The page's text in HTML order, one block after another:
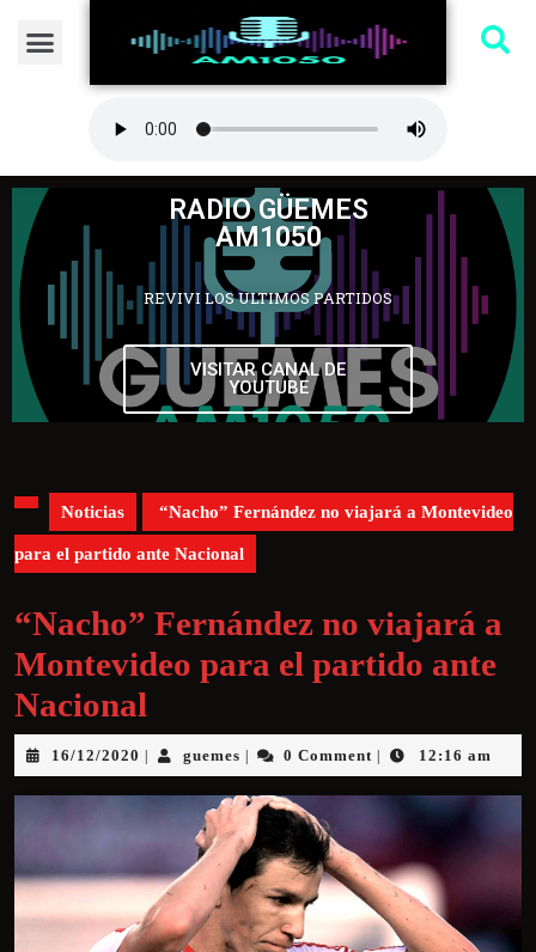
RADIO GÜEMES
AM1050
REVIVI LOS ULTIMOS PARTIDOS
VISITAR CANAL DE
YOUTUBE
Noticias “Nacho” Fernández no viajará a Montevideo
para el partido ante Nacional
“Nacho” Fernández no viajará a
Montevideo para el partido ante
Nacional
16/12/2020 guemes 0 Comment 12:16 am